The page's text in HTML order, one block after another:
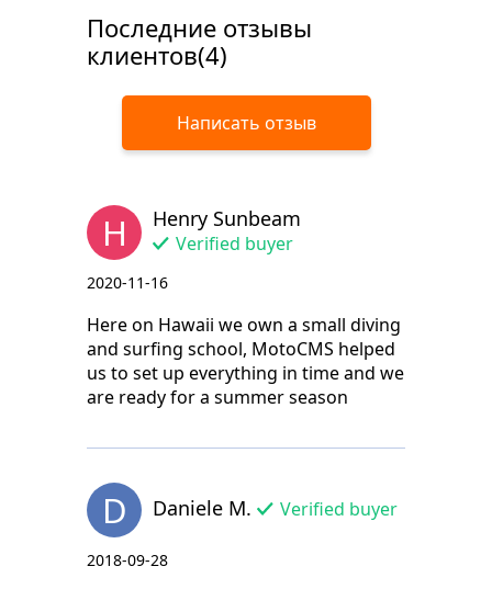
Последние отзывы
клиентов(4)
Написать отзыв
H Henry Sunbeam
Verified buyer
2020-11-16
Here on Hawaii we own a small diving
and surfing school, MotoCMS helped
us to set up everything in time and we
are ready for a summer season
D Daniele M. Verified buyer
2018-09-28